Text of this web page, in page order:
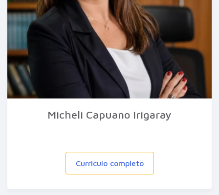
Micheli Capuano Irigaray
Curriculo completo